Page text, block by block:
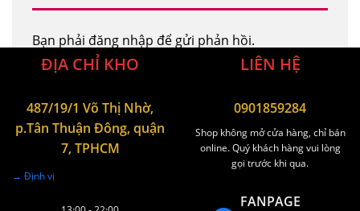
Bạn phải đăng nhập để gửi phản hồi.
ĐỊA CHỈ KHO
487/19/1 Võ Thị Nhờ,
p.Tân Thuận Đông, quận
7, TPHCM
→ Định vị
LIÊN HỆ
0901859284
Shop không mở cửa hàng, chỉ bán
online. Quý khách hàng vui lòng
gọi trước khi qua.
FANPAGE